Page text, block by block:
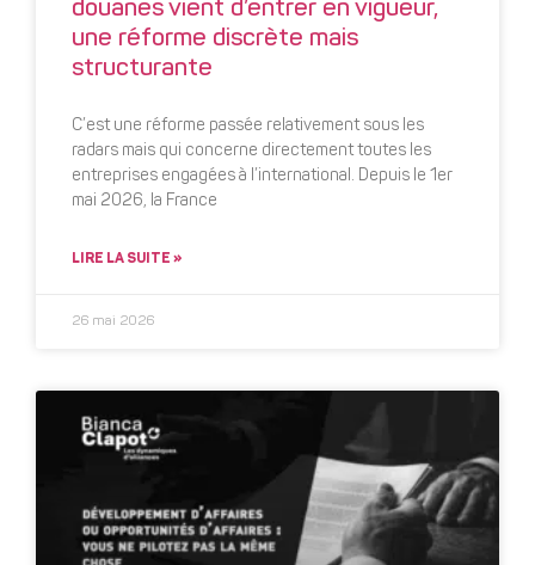
douanes vient d’entrer en vigueur,
une réforme discrète mais
structurante
C’est une réforme passée relativement sous les
radars mais qui concerne directement toutes les
entreprises engagées à l’international. Depuis le 1er
mai 2026, la France
LIRE LA SUITE »
26 mai 2026